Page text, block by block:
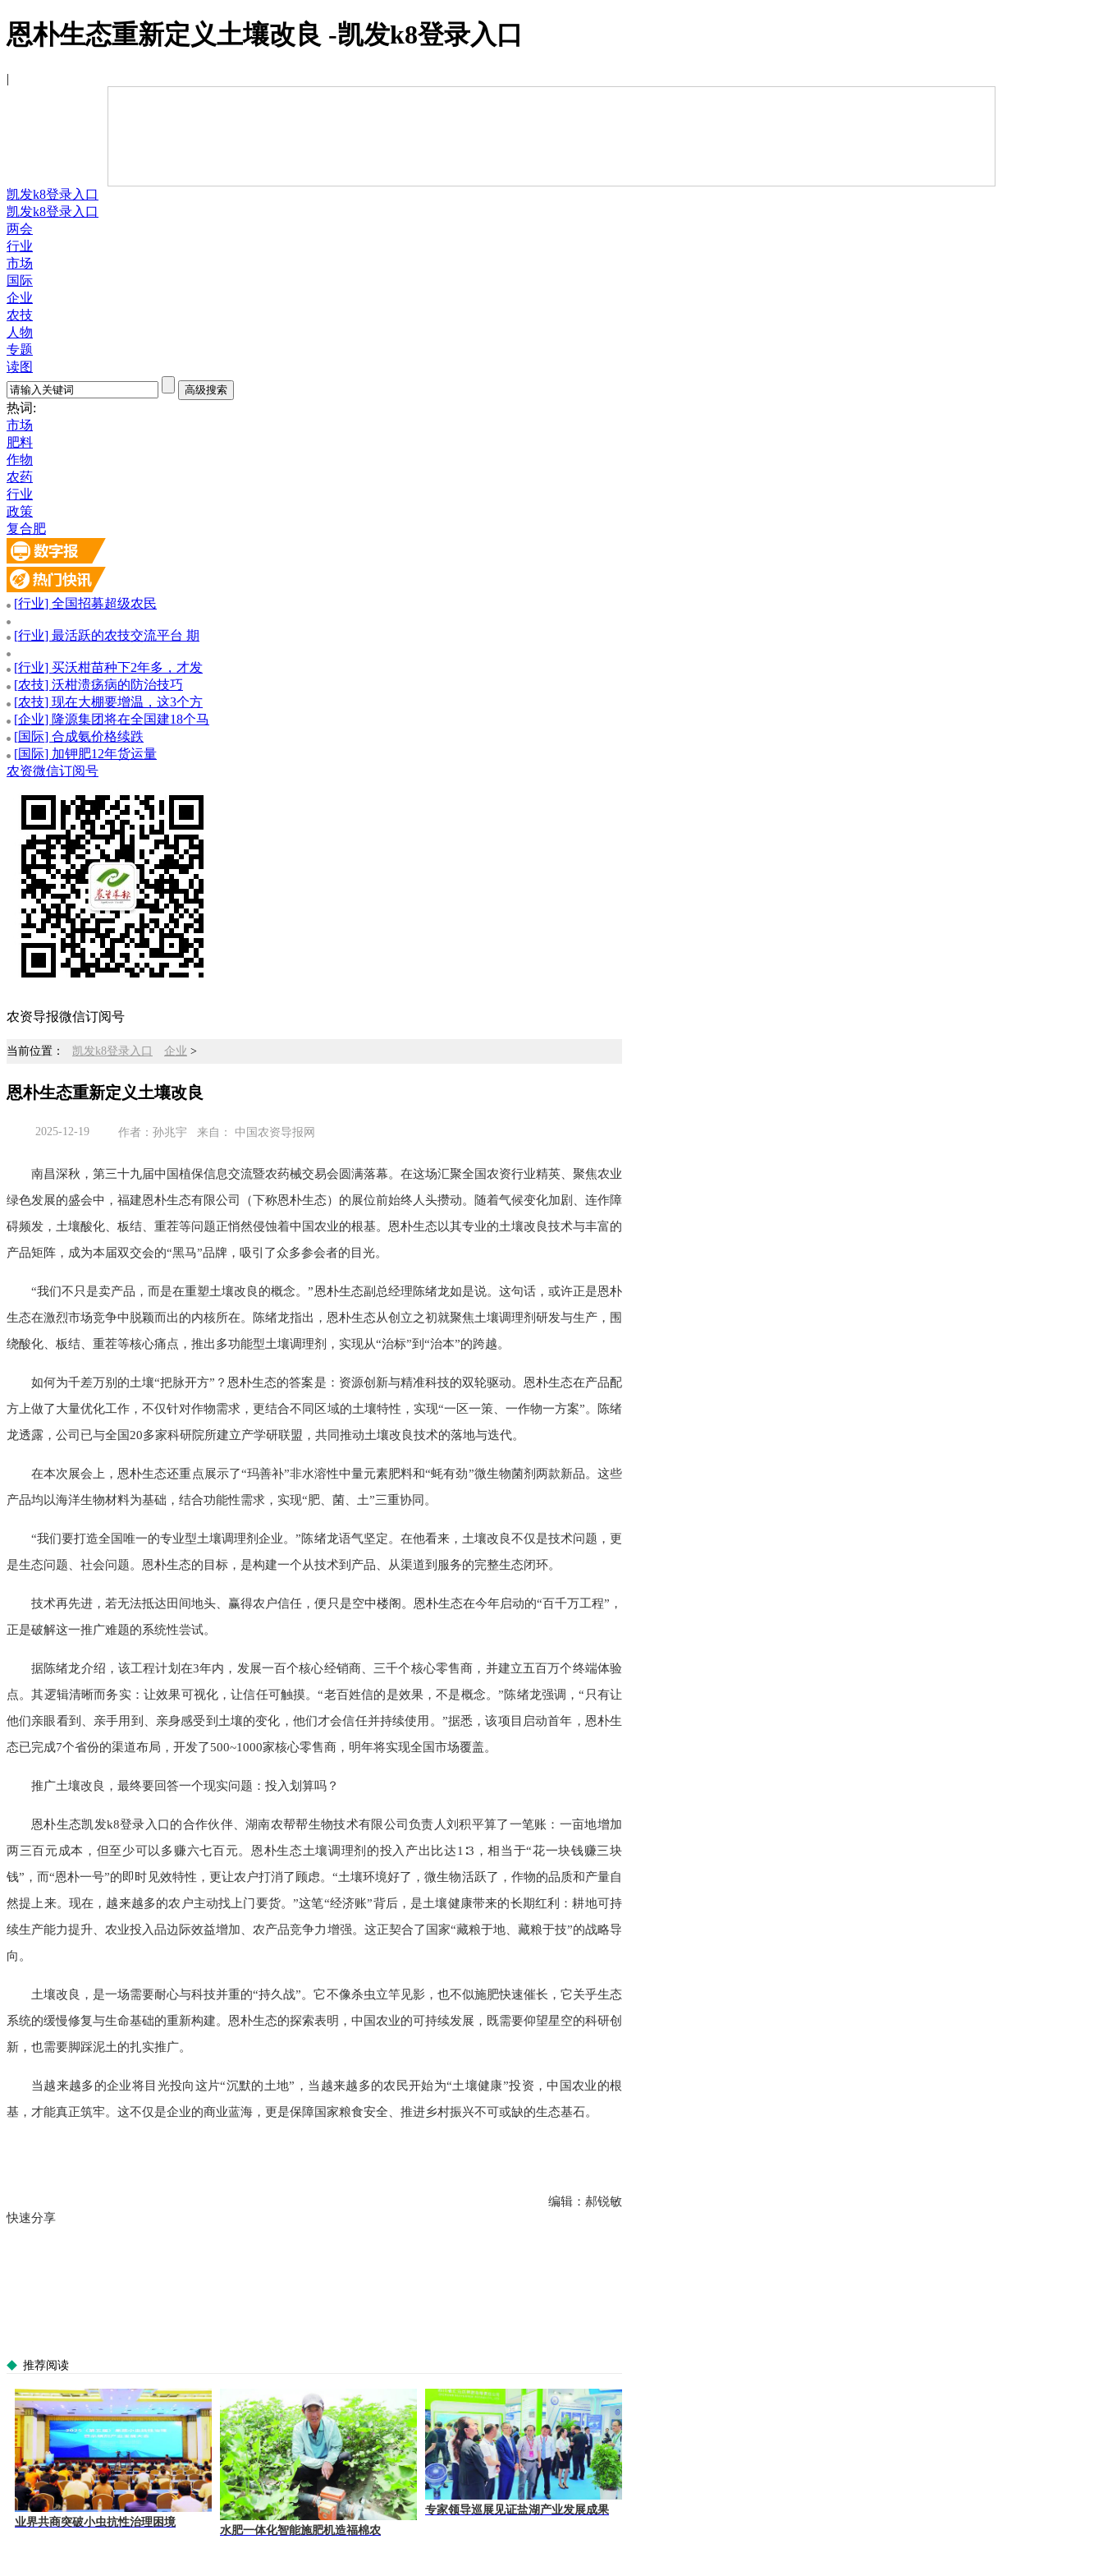
恩朴生态重新定义土壤改良 -凯发k8登录入口
|
凯发k8登录入口
凯发k8登录入口
两会
行业
市场
国际
企业
农技
人物
专题
读图
热词:
市场
肥料
作物
农药
行业
政策
复合肥
[行业] 全国招募超级农民
[行业] 最活跃的农技交流平台 期
[行业] 买沃柑苗种下2年多，才发
[农技] 沃柑溃疡病的防治技巧
[农技] 现在大棚要增温，这3个方
[企业] 隆源集团将在全国建18个马
[国际] 合成氨价格续跌
[国际] 加钾肥12年货运量
农资微信订阅号
农资导报微信订阅号
当前位置： 凯发k8登录入口 企业 >
恩朴生态重新定义土壤改良
2025-12-19 作者：孙兆宇 来自： 中国农资导报网
南昌深秋，第三十九届中国植保信息交流暨农药械交易会圆满落幕。在这场汇聚全国农资行业精英、聚焦农业
绿色发展的盛会中，福建恩朴生态有限公司（下称恩朴生态）的展位前始终人头攒动。随着气候变化加剧、连作障
碍频发，土壤酸化、板结、重茬等问题正悄然侵蚀着中国农业的根基。恩朴生态以其专业的土壤改良技术与丰富的
产品矩阵，成为本届双交会的“黑马”品牌，吸引了众多参会者的目光。
“我们不只是卖产品，而是在重塑土壤改良的概念。”恩朴生态副总经理陈绪龙如是说。这句话，或许正是恩朴
生态在激烈市场竞争中脱颖而出的内核所在。陈绪龙指出，恩朴生态从创立之初就聚焦土壤调理剂研发与生产，围
绕酸化、板结、重茬等核心痛点，推出多功能型土壤调理剂，实现从“治标”到“治本”的跨越。
如何为千差万别的土壤“把脉开方”？恩朴生态的答案是：资源创新与精准科技的双轮驱动。恩朴生态在产品配
方上做了大量优化工作，不仅针对作物需求，更结合不同区域的土壤特性，实现“一区一策、一作物一方案”。陈绪
龙透露，公司已与全国20多家科研院所建立产学研联盟，共同推动土壤改良技术的落地与迭代。
在本次展会上，恩朴生态还重点展示了“玛善补”非水溶性中量元素肥料和“蚝有劲”微生物菌剂两款新品。这些
产品均以海洋生物材料为基础，结合功能性需求，实现“肥、菌、土”三重协同。
“我们要打造全国唯一的专业型土壤调理剂企业。”陈绪龙语气坚定。在他看来，土壤改良不仅是技术问题，更
是生态问题、社会问题。恩朴生态的目标，是构建一个从技术到产品、从渠道到服务的完整生态闭环。
技术再先进，若无法抵达田间地头、赢得农户信任，便只是空中楼阁。恩朴生态在今年启动的“百千万工程”，
正是破解这一推广难题的系统性尝试。
据陈绪龙介绍，该工程计划在3年内，发展一百个核心经销商、三千个核心零售商，并建立五百万个终端体验
点。其逻辑清晰而务实：让效果可视化，让信任可触摸。“老百姓信的是效果，不是概念。”陈绪龙强调，“只有让
他们亲眼看到、亲手用到、亲身感受到土壤的变化，他们才会信任并持续使用。”据悉，该项目启动首年，恩朴生
态已完成7个省份的渠道布局，开发了500~1000家核心零售商，明年将实现全国市场覆盖。
推广土壤改良，最终要回答一个现实问题：投入划算吗？
恩朴生态凯发k8登录入口的合作伙伴、湖南农帮帮生物技术有限公司负责人刘积平算了一笔账：一亩地增加
两三百元成本，但至少可以多赚六七百元。恩朴生态土壤调理剂的投入产出比达1∶3，相当于“花一块钱赚三块
钱”，而“恩朴一号”的即时见效特性，更让农户打消了顾虑。“土壤环境好了，微生物活跃了，作物的品质和产量自
然提上来。现在，越来越多的农户主动找上门要货。”这笔“经济账”背后，是土壤健康带来的长期红利：耕地可持
续生产能力提升、农业投入品边际效益增加、农产品竞争力增强。这正契合了国家“藏粮于地、藏粮于技”的战略导
向。
土壤改良，是一场需要耐心与科技并重的“持久战”。它不像杀虫立竿见影，也不似施肥快速催长，它关乎生态
系统的缓慢修复与生命基础的重新构建。恩朴生态的探索表明，中国农业的可持续发展，既需要仰望星空的科研创
新，也需要脚踩泥土的扎实推广。
当越来越多的企业将目光投向这片“沉默的土地”，当越来越多的农民开始为“土壤健康”投资，中国农业的根
基，才能真正筑牢。这不仅是企业的商业蓝海，更是保障国家粮食安全、推进乡村振兴不可或缺的生态基石。
编辑：郝锐敏
快速分享
推荐阅读
业界共商突破小虫抗性治理困境
水肥一体化智能施肥机造福棉农
专家领导巡展见证盐湖产业发展成果